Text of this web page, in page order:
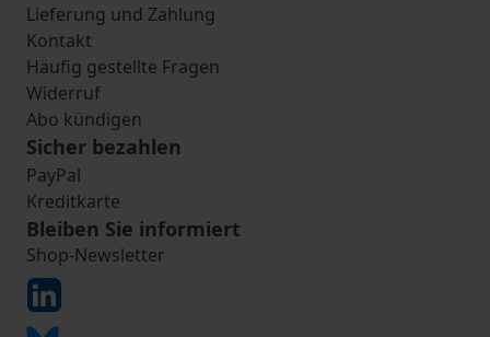
Lieferung und Zahlung
Kontakt
Häufig gestellte Fragen
Widerruf
Abo kündigen
Sicher bezahlen
PayPal
Kreditkarte
Bleiben Sie informiert
Shop-Newsletter